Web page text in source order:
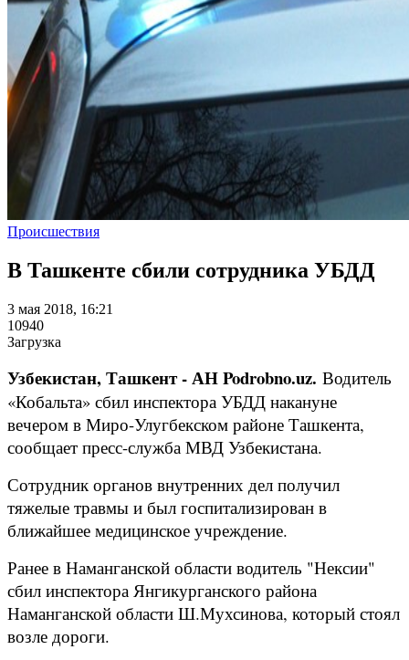
Происшествия
В Ташкенте сбили сотрудника УБДД
3 мая 2018, 16:21
10940
Загрузка
Узбекистан, Ташкент - АН Podrobno.uz. Водитель
«Кобальта» сбил инспектора УБДД накануне
вечером в Миро-Улугбекском районе Ташкента,
сообщает пресс-служба МВД Узбекистана.
Сотрудник органов внутренних дел получил
тяжелые травмы и был госпитализирован в
ближайшее медицинское учреждение.
Ранее в Наманганской области водитель "Нексии"
сбил инспектора Янгикурганского района
Наманганской области Ш.Мухсинова, который стоял
возле дороги.